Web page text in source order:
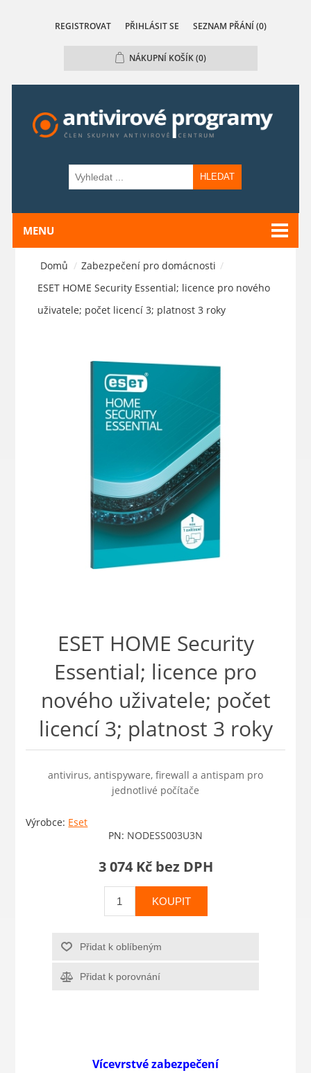
REGISTROVAT PŘIHLÁSIT SE SEZNAM PŘÁNÍ (0)
NÁKUPNÍ KOŠÍK(0)
HLEDAT
MENU
Domů / Zabezpečení pro domácnosti /
ESET HOME Security Essential; licence pro nového
uživatele; počet licencí 3; platnost 3 roky
ESET HOME Security
Essential; licence pro
nového uživatele; počet
licencí 3; platnost 3 roky
antivirus, antispyware, firewall a antispam pro
jednotlivé počítače
Výrobce: Eset
PN: NODESS003U3N
3 074 Kč bez DPH
KOUPIT
Přidat k oblíbeným
Přidat k porovnání
Vícevrstvé zabezpečení